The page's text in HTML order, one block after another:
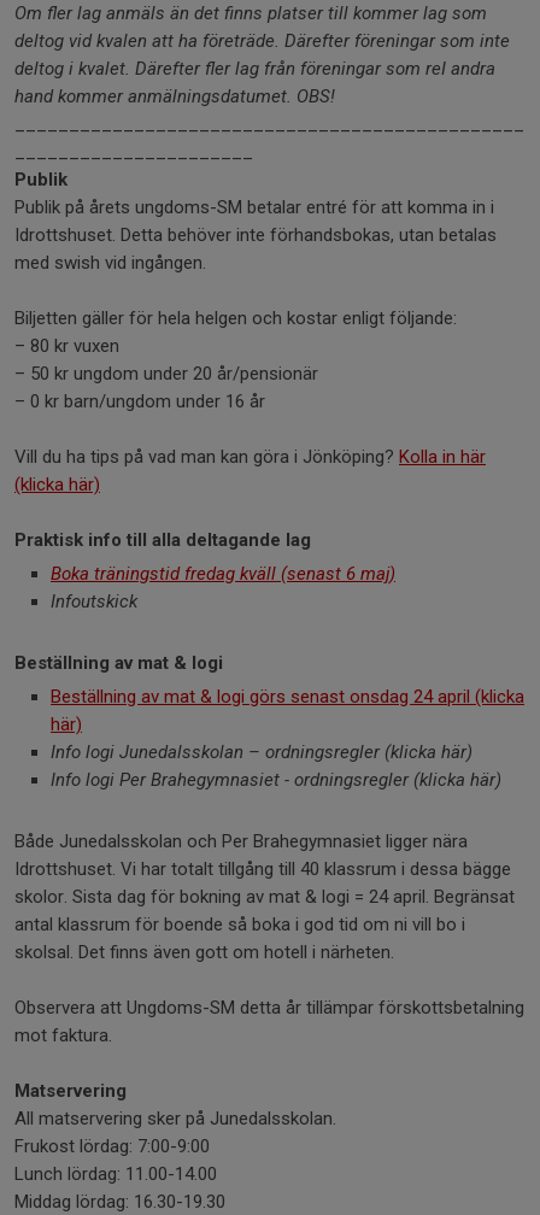
Om fler lag anmäls än det finns platser till kommer lag som
deltog vid kvalen att ha företräde. Därefter föreningar som inte
deltog i kvalet. Därefter fler lag från föreningar som reI andra
hand kommer anmälningsdatumet. OBS!
Publik
Publik på årets ungdoms-SM betalar entré för att komma in i
Idrottshuset. Detta behöver inte förhandsbokas, utan betalas
med swish vid ingången.
Biljetten gäller för hela helgen och kostar enligt följande:
– 80 kr vuxen
– 50 kr ungdom under 20 år/pensionär
– 0 kr barn/ungdom under 16 år
Vill du ha tips på vad man kan göra i Jönköping? Kolla in här
(klicka här)
Praktisk info till alla deltagande lag
Boka träningstid fredag kväll (senast 6 maj)
Infoutskick
Beställning av mat & logi
Beställning av mat & logi görs senast onsdag 24 april (klicka
här)
Info logi Junedalsskolan – ordningsregler (klicka här)
Info logi Per Brahegymnasiet - ordningsregler (klicka här)
Både Junedalsskolan och Per Brahegymnasiet ligger nära
Idrottshuset. Vi har totalt tillgång till 40 klassrum i dessa bägge
skolor. Sista dag för bokning av mat & logi = 24 april. Begränsat
antal klassrum för boende så boka i god tid om ni vill bo i
skolsal. Det finns även gott om hotell i närheten.
Observera att Ungdoms-SM detta år tillämpar förskottsbetalning
mot faktura.
Matservering
All matservering sker på Junedalsskolan.
Frukost lördag: 7:00-9:00
Lunch lördag: 11.00-14.00
Middag lördag: 16.30-19.30